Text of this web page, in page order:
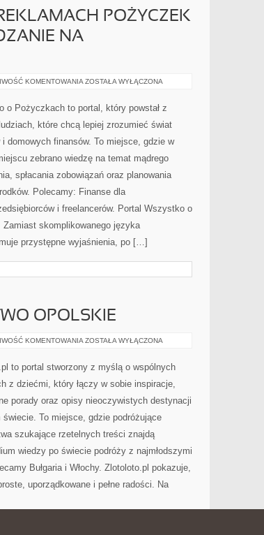
POŻYCZEK
NA
KOMENTOWANIA ETYKA
REKLAMACH
I
I
NA
PRZYSZŁOŚĆ
ZOSTAŁA WYŁĄCZONA
o Pożyczkach to portal, który powstał z
które chcą lepiej zrozumieć świat
i domowych finansów. To miejsce, gdzie w
zebrano wiedzę na temat mądrego
spłacania zobowiązań oraz planowania
Polecamy: Finanse dla
i freelancerów. Portal Wszystko o
skomplikowanego języka
przystępne wyjaśnienia, po […]
OPOLSKIE
KOMENTOWANIA SZKOCJA
OPOLSKIE
ZOSTAŁA WYŁĄCZONA
to portal stworzony z myślą o wspólnych
z dziećmi, który łączy w sobie inspiracje,
porady oraz opisy nieoczywistych destynacji
świecie. To miejsce, gdzie podróżujące
szukające rzetelnych treści znajdą
wiedzy po świecie podróży z najmłodszymi
Bułgaria i Włochy. Zlotoloto.pl pokazuje,
uporządkowane i pełne radości. Na